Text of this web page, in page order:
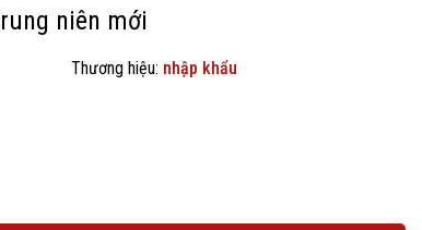
niên mới
Thương hiệu: nhập khẩu